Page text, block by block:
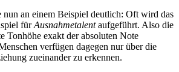
nun an einem Beispiel deutlich: Oft wird das
fürAusnahmetalentaufgeführt. Also die
Tonhöhe exakt der absoluten Note
verfügen dagegen nur über die
zueinander zu erkennen.